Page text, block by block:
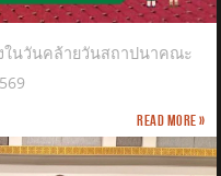
นวันคล้ายวันสถาปนาคณะ
Read more »